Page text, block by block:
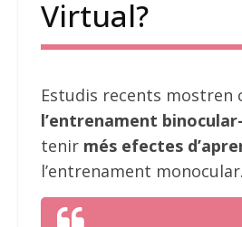
Virtual?
Estudis recents mostren
l’entrenament
tenir més efectes
l’entrenament monocular.